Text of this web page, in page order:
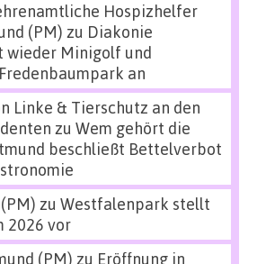
Hospizhelfer
(PM) zu Diakonie
wieder Minigolf und
an
Linke & Tierschutz an den
zu Wem gehört die
beschließt Bettelverbot
zu Westfalenpark stellt
2026 vor
(PM) zu Eröffnung in